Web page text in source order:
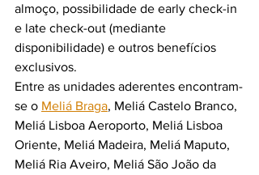
almoço, possibilidade de early check-in
e late check-out (mediante
disponibilidade) e outros benefícios
exclusivos.
Entre as unidades aderentes encontram-
se o Meliá Braga, Meliá Castelo Branco,
Meliá Lisboa Aeroporto, Meliá Lisboa
Oriente, Meliá Madeira, Meliá Maputo,
Meliá Ria Aveiro, Meliá São João da